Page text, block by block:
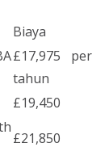
Biaya
£17,975 per
tahun
£19,450
£21,850